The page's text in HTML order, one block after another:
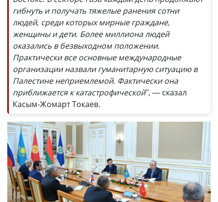
гибнуть и получать тяжелые ранения сотни
людей, среди которых мирные граждане,
женщины и дети. Более миллиона людей
оказались в безвыходном положении.
Практически все основные международные
организации назвали гуманитарную ситуацию в
Палестине неприемлемой. Фактически она
приближается к катастрофической", — сказал
Касым-Жомарт Токаев.